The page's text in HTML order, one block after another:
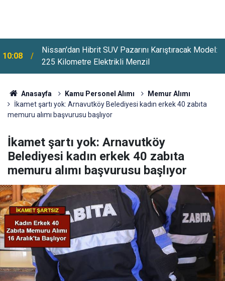
09:42 EGM'ye 6 Bin 250 Yeni Kadro İhdas Edildi
Anasayfa Kamu Personel Alımı
Memur Alımı
İkamet şartı yok: Arnavutköy Belediyesi kadın erkek 40 zabıta
memuru alımı başvurusu başlıyor
İkamet şartı yok: Arnavutköy
Belediyesi kadın erkek 40 zabıta
memuru alımı başvurusu başlıyor